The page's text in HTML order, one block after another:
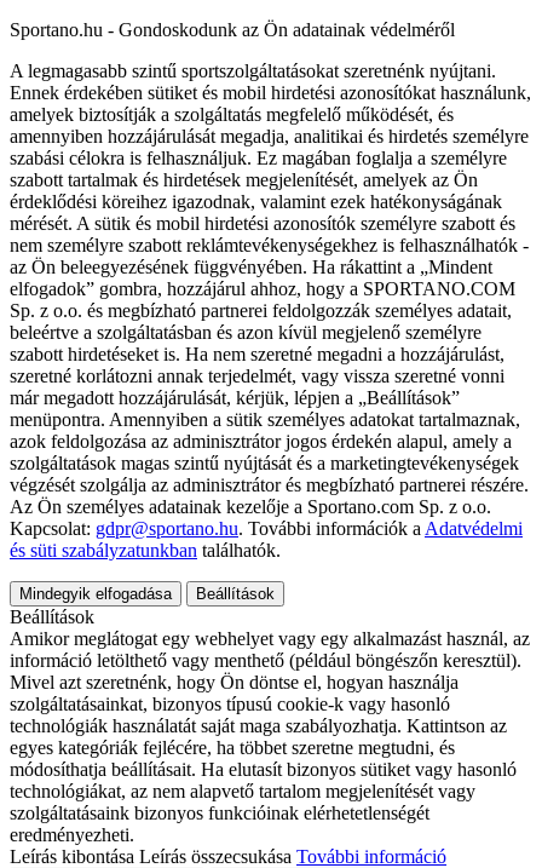
Sportano.hu - Gondoskodunk az Ön adatainak védelméről
A legmagasabb szintű sportszolgáltatásokat szeretnénk nyújtani.
Ennek érdekében sütiket és mobil hirdetési azonosítókat használunk,
amelyek biztosítják a szolgáltatás megfelelő működését, és
amennyiben hozzájárulását megadja, analitikai és hirdetés személyre
szabási célokra is felhasználjuk. Ez magában foglalja a személyre
szabott tartalmak és hirdetések megjelenítését, amelyek az Ön
érdeklődési köreihez igazodnak, valamint ezek hatékonyságának
mérését. A sütik és mobil hirdetési azonosítók személyre szabott és
nem személyre szabott reklámtevékenységekhez is felhasználhatók -
az Ön beleegyezésének függvényében. Ha rákattint a „Mindent
elfogadok” gombra, hozzájárul ahhoz, hogy a SPORTANO.COM
Sp. z o.o. és megbízható partnerei feldolgozzák személyes adatait,
beleértve a szolgáltatásban és azon kívül megjelenő személyre
szabott hirdetéseket is. Ha nem szeretné megadni a hozzájárulást,
szeretné korlátozni annak terjedelmét, vagy vissza szeretné vonni
már megadott hozzájárulását, kérjük, lépjen a „Beállítások”
menüpontra. Amennyiben a sütik személyes adatokat tartalmaznak,
azok feldolgozása az adminisztrátor jogos érdekén alapul, amely a
szolgáltatások magas szintű nyújtását és a marketingtevékenységek
végzését szolgálja az adminisztrátor és megbízható partnerei részére.
Az Ön személyes adatainak kezelője a Sportano.com Sp. z o.o.
Kapcsolat: gdpr@sportano.hu. További információk a Adatvédelmi
és süti szabályzatunkban találhatók.
Mindegyik elfogadása Beállítások
Beállítások
Amikor meglátogat egy webhelyet vagy egy alkalmazást használ, az
információ letölthető vagy menthető (például böngészőn keresztül).
Mivel azt szeretnénk, hogy Ön döntse el, hogyan használja
szolgáltatásainkat, bizonyos típusú cookie-k vagy hasonló
technológiák használatát saját maga szabályozhatja. Kattintson az
egyes kategóriák fejlécére, ha többet szeretne megtudni, és
módosíthatja beállításait. Ha elutasít bizonyos sütiket vagy hasonló
technológiákat, az nem alapvető tartalom megjelenítését vagy
szolgáltatásaink bizonyos funkcióinak elérhetetlenségét
eredményezheti.
Leírás kibontása Leírás összecsukása További információ